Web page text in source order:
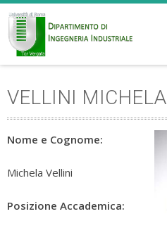
VELLINI MICHELA
Nome e Cognome:
Michela Vellini
Posizione Accademica: